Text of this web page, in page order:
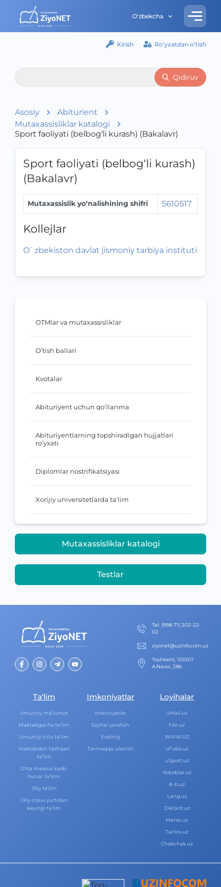
O‘zbekcha
Kirish Ro‘yxatdan o‘tish
Qidiruv
Asosiy
Abiturient
Mutaxassisliklar katalogi
Sport faoliyati (belbog‘li kurash) (Bakalavr)
OTMlar va mutaxassisliklar
O‘tish ballari
Kvotalar
Abituriyent uchun qo‘llanma
Abituriyentlarning topshiradigan hujjatlari
ro‘yxati
Diplomlar nostrifikatsiyasi
Xorijiy universitetlarda ta‘lim
Mutaxassisliklar katalogi
Testlar
Sport faoliyati (belbog‘li kurash)
(Bakalavr)
Mutaxassislik yo‘nalishining shifri 5610517
Kollejlar
O`zbekiston davlat jismoniy tarbiya instituti
Теl: (998-71) 202-22-
02
ziyonet@uzinfocom.uz
Toshkent, 100011
A.Navoi, 28b
Ta‘lim
Umumiy ma‘lumot
Maktabgacha ta‘lim
Umumiy o‘rta ta‘lim
Maktabdan tashqari
ta‘lim
O‘rta maxsus kasb-
hunar ta‘limi
Oliy ta‘lim
Oliy o‘quv yurtidan
keyingi ta‘lim
Imkoniyatlar
Imkoniyatlar
Saytlar yaratish
Xosting
Tarmoqqa ulanish
Loyihalar
uMail.uz
Fikr.uz
WWW.UZ
uTube.uz
uSport.uz
Arboblar.uz
B-b.uz
Lang.uz
Diktant.uz
Meros.uz
Tanlov.uz
Chakchak.uz